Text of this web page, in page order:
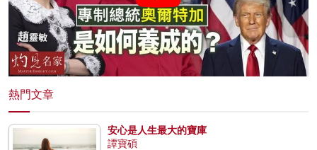
熱門文章
安心是人生最大的寶庫
譚寶碩